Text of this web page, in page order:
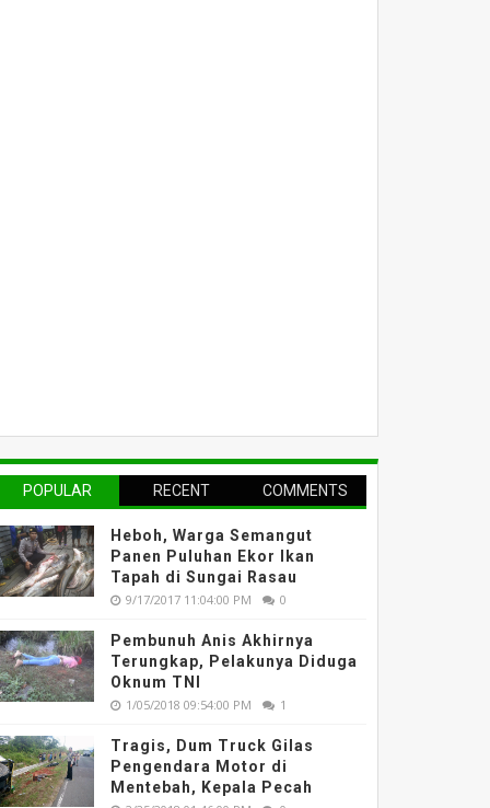
POPULAR RECENT COMMENTS
Heboh, Warga Semangut
Panen Puluhan Ekor Ikan
Tapah di Sungai Rasau
9/17/2017 11:04:00 PM 0
Pembunuh Anis Akhirnya
Terungkap, Pelakunya Diduga
Oknum TNI
1/05/2018 09:54:00 PM 1
Tragis, Dum Truck Gilas
Pengendara Motor di
Mentebah, Kepala Pecah